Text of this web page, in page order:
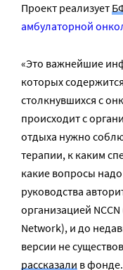
Проект реализует
амбулаторной
«Это важнейшие
которых
столкнувшихся с
происходит с
отдыха нужно
терапии, к каким
какие вопросы
руководства
организацией
Network), и до
версии не
рассказали в фонде.